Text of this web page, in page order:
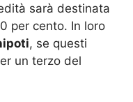
sarà destinata
per cento. In loro
, se questi
un terzo del